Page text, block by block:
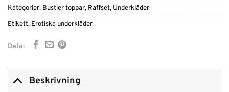
Kategorier: Bustier toppar, Raffset, Underkläder
Etikett: Erotiska underkläder
Dela:
Beskrivning